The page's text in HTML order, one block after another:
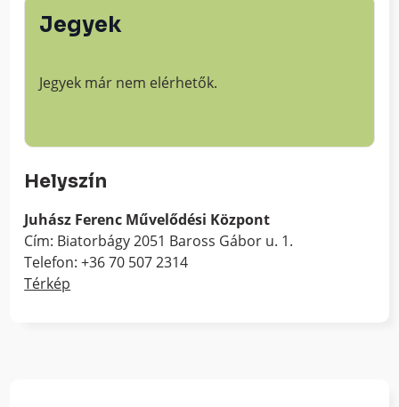
Jegyek
Jegyek már nem elérhetők.
Helyszín
Juhász Ferenc Művelődési Központ
Cím: Biatorbágy 2051 Baross Gábor u. 1.
Telefon: +36 70 507 2314
Térkép